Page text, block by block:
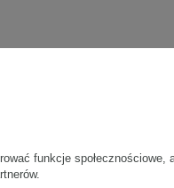
funkcje społecznościowe,